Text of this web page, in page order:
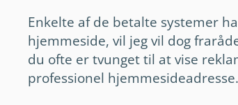
Enkelte af de betalte systemer
hjemmeside, vil jeg vil dog
du ofte er tvunget til at vise
professionel hjemmesideadresse.